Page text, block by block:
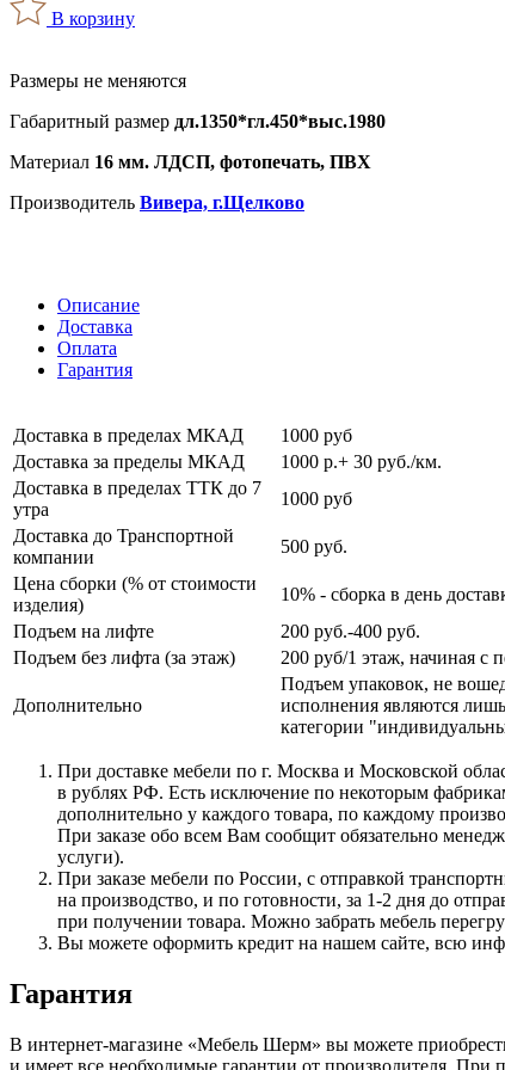
В корзину
Размеры не меняются
Габаритный размер дл.1350*гл.450*выс.1980
Материал 16 мм. ЛДСП, фотопечать, ПВХ
Производитель Вивера, г.Щелково
Описание
Доставка
Оплата
Гарантия
Доставка в пределах МКАД
1000 руб
Доставка за пределы МКАД
1000 р.+ 30 руб./км.
Доставка в пределах ТТК до 7
утра
1000 руб
Доставка до Транспортной
компании
500 руб.
Цена сборки (% от стоимости
изделия)
10% - сборка в день
Подъем на лифте
200 руб.-400 руб.
Подъем без лифта (за этаж)
200 руб/1 этаж, начиная с
Дополнительно
Подъем упаковок, не
исполнения являются
категории
При доставке мебели по г. Москва и Московской
в рублях РФ. Есть исключение по некоторым
дополнительно у каждого товара, по каждому
При заказе обо всем Вам сообщит обязательно
услуги).
При заказе мебели по России, с отправкой
на производство, и по готовности, за 1-2 дня до
при получении товара. Можно забрать мебель
Вы можете оформить кредит на нашем сайте, всю
Гарантия
В интернет-магазине «Мебель Шерм» вы можете
и имеет все необходимые гарантии от производителя.